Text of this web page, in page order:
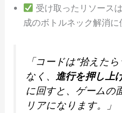
受け取ったリソースは
成のボトルネック解消に
「コードは“拾えた
なく、進行を押し上
に回すと、ゲームの
リアになります。」